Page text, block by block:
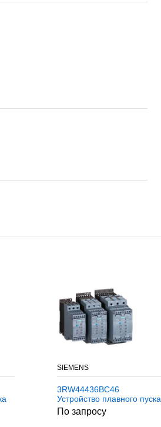
SIEMENS
3RW44436BC46
Устройство плавного пуска
Simens
По запросу